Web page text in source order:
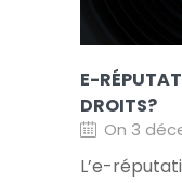
E-
DROITS?
On 3
L’e-